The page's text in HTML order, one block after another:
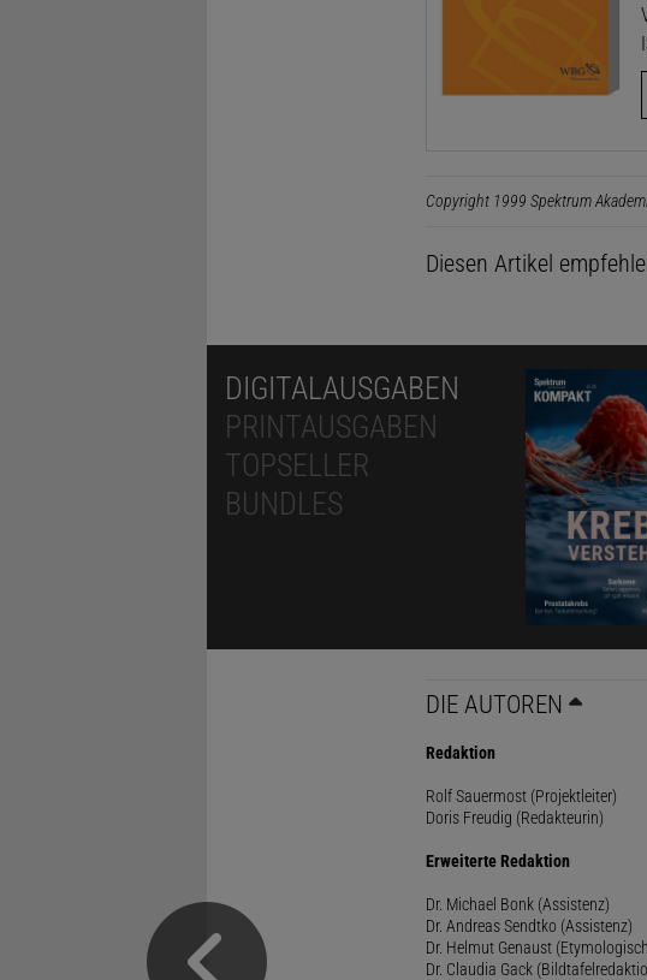
Copyright 1999 Spektrum
Diesen Artikel
DIGITALAUSGABEN
PRINTAUSGABEN
TOPSELLER
BUNDLES
DIE AUTOREN
Redaktion
Rolf Sauermost (Projektleiter)
Doris Freudig (Redakteurin)
Erweiterte Redaktion
Dr. Michael Bonk (Assistenz)
Dr. Andreas Sendtko (Assistenz)
Dr. Helmut Genaust
Dr. Claudia Gack